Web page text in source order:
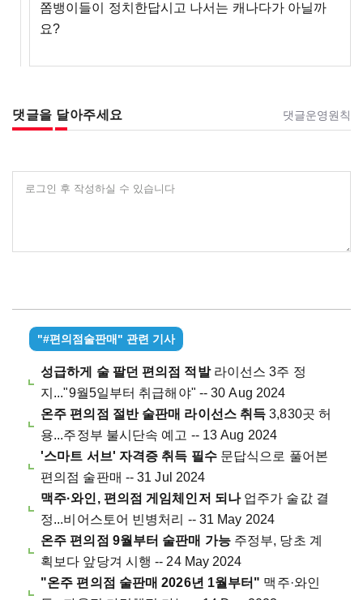
쫌뱅이들이 정치한답시고 나서는 캐나다가 아닐까
요?
댓글을 달아주세요 댓글운영원칙
로그인 후 작성하실 수 있습니다
"#편의점술판매" 관련 기사
성급하게 술 팔던 편의점 적발라이선스 3주 정
지..."9월5일부터 취급해야" -- 30 Aug 2024
온주 편의점 절반 술판매 라이선스 취득3,830곳 허
용...주정부 불시단속 예고 -- 13 Aug 2024
'스마트 서브' 자격증 취득 필수 문답식으로 풀어본
편의점 술판매 -- 31 Jul 2024
맥주·와인, 편의점 게임체인저 되나 업주가 술값 결
정...비어스토어 빈병처리 -- 31 May 2024
온주 편의점 9월부터 술판매 가능 주정부, 당초 계
획보다 앞당겨 시행 -- 24 May 2024
"온주 편의점 술판매 2026년 1월부터" 맥주·와인